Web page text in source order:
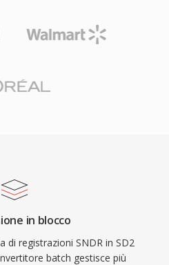
in blocco
di registrazioni SNDR in SD2
batch gestisce più